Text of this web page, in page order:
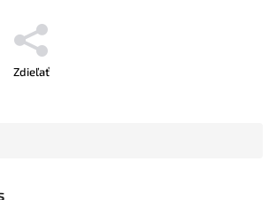
Zdieľať